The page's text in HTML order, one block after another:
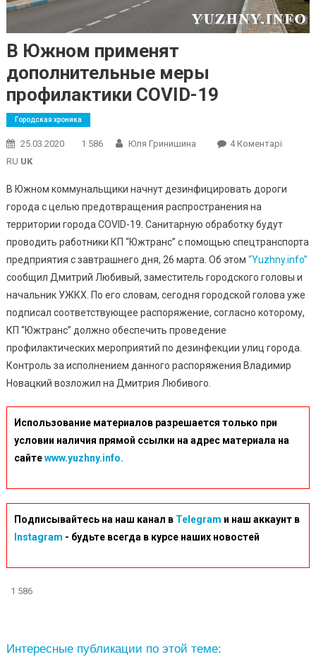
В Южном применят
дополнительные меры
профилактики COVID-19
Городская хроника
25.03.2020 1 586 Юля Гринишина 4 КоментаріДо
Меры
COVID-
RU UK
В Южном коммунальщики начнут дезинфицировать дороги
города с целью предотвращения распространения на
территории города COVID-19. Санитарную обработку будут
проводить работники КП “Южтранс” с помощью спецтранспорта
предприятия с завтрашнего дня, 26 марта. Об этом “Yuzhny.info”
сообщил Дмитрий Любивый, заместитель городского головы и
начальник УЖКХ. По его словам, сегодня городской голова уже
подписал соответствующее распоряжение, согласно которому,
КП “Южтранс” должно обеспечить проведение
профилактических мероприятий по дезинфекции улиц города.
Контроль за исполнением данного распоряжения Владимир
Новацкий возложил на Дмитрия Любивого.
Использование материалов разрешается только при
условии наличия прямой ссылки на адрес материала на
сайтеwww.yuzhny.info.
Подписывайтесь на наш канал в Telegram и наш аккаунт в
Instagram - будьте всегда в курсе наших новостей
1 586
Интересные публикации по этой теме: